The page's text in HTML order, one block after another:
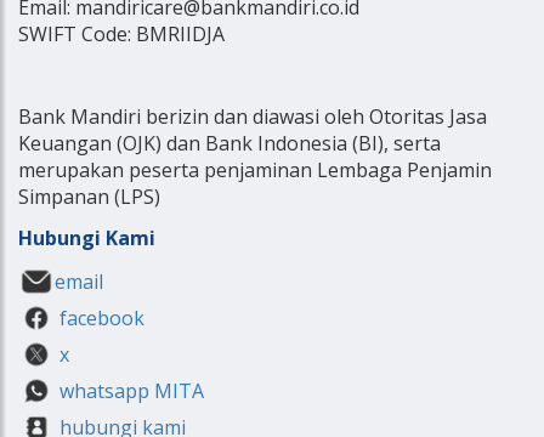
Email: mandiricare@bankmandiri.co.id
SWIFT Code: BMRIIDJA
Bank Mandiri berizin dan diawasi oleh Otoritas Jasa
Keuangan (OJK) dan Bank Indonesia (BI), serta
merupakan peserta penjaminan Lembaga Penjamin
Simpanan (LPS)
Hubungi Kami
email
facebook
x
whatsapp MITA
hubungi kami